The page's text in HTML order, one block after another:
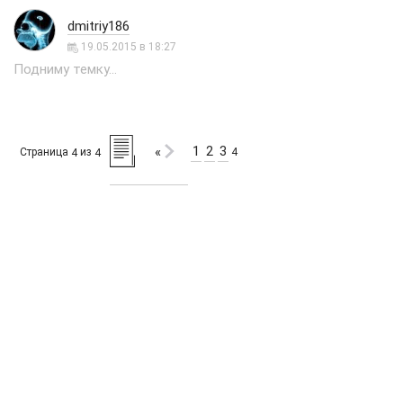
dmitriy186
19.05.2015 в 18:27
Подниму темку...
Страница 4из 4 « 1 2 3 4